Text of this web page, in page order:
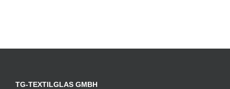
TG-TEXTILGLAS GMBH